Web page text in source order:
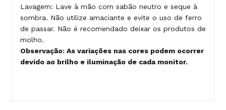
Lavagem: Lave à mão com sabão neutro e seque à
sombra. Não utilize amaciante e evite o uso de ferro
de passar. Não é recomendado deixar os produtos de
molho.
Observação: As variações nas cores podem ocorrer
devido ao brilho e iluminação de cada monitor.